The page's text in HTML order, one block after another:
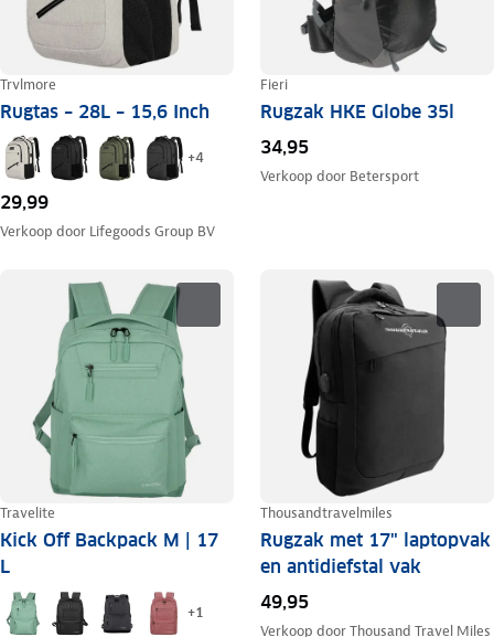
Trvlmore
Rugtas – 28L – 15,6 Inch
+4
29,99
Verkoop door Lifegoods Group BV
Fieri
Rugzak HKE Globe 35l
34,95
Verkoop door Betersport
Travelite
Kick Off Backpack M | 17
L
+1
Thousandtravelmiles
Rugzak met 17" laptopvak
en antidiefstal vak
49,95
Verkoop doorThousand Travel Miles